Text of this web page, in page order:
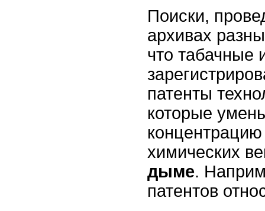
Поиски,
архивах
что табачные
патенты
которые
химических
дыме.
патентов